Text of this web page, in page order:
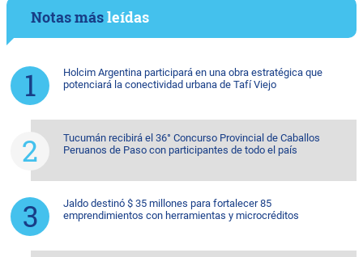
Notas másleídas
Holcim Argentina participará en una obra estratégica que
potenciará la conectividad urbana de Tafí Viejo
Tucumán recibirá el 36° Concurso Provincial de Caballos
Peruanos de Paso con participantes de todo el país
Jaldo destinó $ 35 millones para fortalecer 85
emprendimientos con herramientas y microcréditos